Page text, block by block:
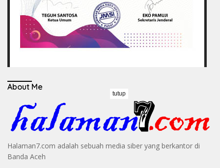
About Me
Halaman7.com adalah sebuah media siber yang berkantor di
Banda Aceh
tutup